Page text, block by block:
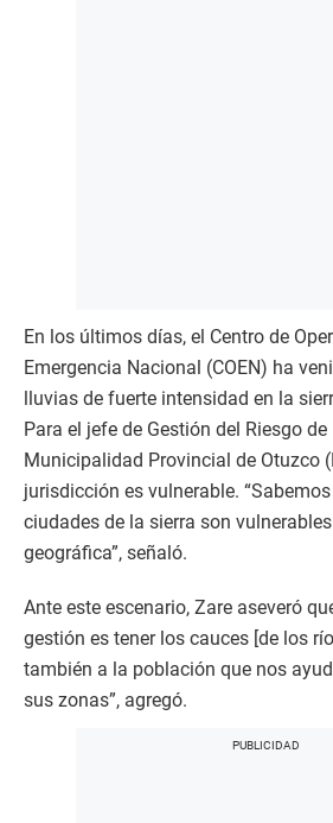
En los últimos días, el Centro de
Emergencia Nacional (COEN) ha
lluvias de fuerte intensidad en la
Para el jefe de Gestión del Riesgo
Municipalidad Provincial de Otuzco
jurisdicción es vulnerable.
ciudades de la sierra son
geográfica”, señaló.
Ante este escenario, Zare aseveró
gestión es tener los cauces [de los
también a la población que nos
sus zonas”, agregó.